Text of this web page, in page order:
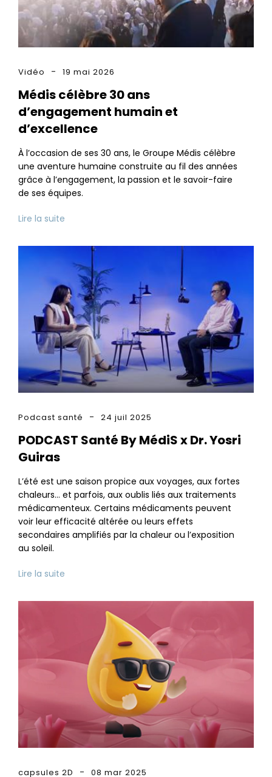
Vidéo 19 mai 2026
Médis célèbre 30 ans
d’engagement humain et
d’excellence
À l’occasion de ses 30 ans, le Groupe Médis célèbre
une aventure humaine construite au fil des années
grâce à l’engagement, la passion et le savoir-faire
de ses équipes.
Lire la suite
Podcast santé 24 juil 2025
PODCAST Santé By MédiS x Dr. Yosri
Guiras
L’été est une saison propice aux voyages, aux fortes
chaleurs… et parfois, aux oublis liés aux traitements
médicamenteux. Certains médicaments peuvent
voir leur efficacité altérée ou leurs effets
secondaires amplifiés par la chaleur ou l’exposition
au soleil.
Lire la suite
capsules 2D 08 mar 2025